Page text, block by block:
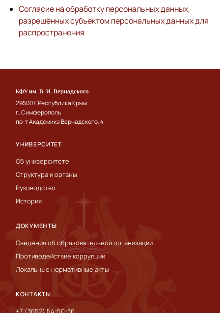
Согласие на обработку персональных данных,
разрешённых субъектом персональных данных для
распространения
КФУ им. В. И. Вернадского
295007, Республика Крым
г. Симферополь
пр-т Академика Вернадского, 4
УНИВЕРСИТЕТ
Об университете
Структура и органы
Руководство
История
ДОКУМЕНТЫ
Сведения об образовательной организации
Противодействие коррупции
Локальные нормативные акты
КОНТАКТЫ
+7 (3652) 54-50-36